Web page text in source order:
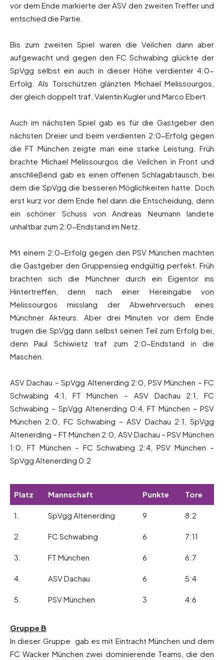
vor dem Ende markierte der ASV den zweiten Treffer und
entschied die Partie.
Bis zum zweiten Spiel waren die Veilchen dann aber
aufgewacht und gegen den FC Schwabing glückte der
SpVgg selbst ein auch in dieser Höhe verdienter 4:0-
Erfolg. Als Torschützen glänzten Michael Melissourgos,
der gleich doppelt traf, Valentin Kugler und Marco Ebert.
Auch im nächsten Spiel gab es für die Gastgeber den
nächsten Dreier und beim verdienten 2:0-Erfolg gegen
die FT München zeigte man eine starke Leistung. Früh
brachte Michael Melissourgos die Veilchen in Front und
anschließend gab es einen offenen Schlagabtausch, bei
dem die SpVgg die besseren Möglichkeiten hatte. Doch
erst kurz vor dem Ende fiel dann die Entscheidung, denn
ein schöner Schuss von Andreas Neumann landete
unhaltbar zum 2:0-Endstand im Netz.
Mit einem 2:0-Erfolg gegen den PSV München machten
die Gastgeber den Gruppensieg endgültig perfekt. Früh
brachten sich die Münchner durch ein Eigentor ins
Hintertreffen, denn nach einer Hereingabe von
Melissourgos misslang der Abwehrversuch eines
Münchner Akteurs. Aber drei Minuten vor dem Ende
trugen die SpVgg dann selbst seinen Teil zum Erfolg bei,
denn Paul Schiwietz traf zum 2:0-Endstand in die
Maschen.
ASV Dachau – SpVgg Altenerding 2:0, PSV München – FC
Schwabing 4:1, FT München – ASV Dachau 2:1, FC
Schwabing – SpVgg Altenerding 0:4, FT München – PSV
München 2:0, FC Schwabing – ASV Dachau 2:1, SpVgg
Altenerding – FT München 2:0, ASV Dachau – PSV München
1:0, FT München – FC Schwabing 2:4, PSV München –
SpVgg Altenerding 0:2
Platz Mannschaft Punkte Tore
1. SpVgg Altenerding 9 8:2
2. FC Schwabing 6 7:11
3. FT München 6 6:7
4. ASV Dachau 6 5:4
5. PSV München 3 4:6
Gruppe B
In dieser Gruppe gab es mit Eintracht München und dem
FC Wacker München zwei dominierende Teams, die den